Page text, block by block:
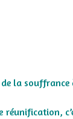
de la
réunification,